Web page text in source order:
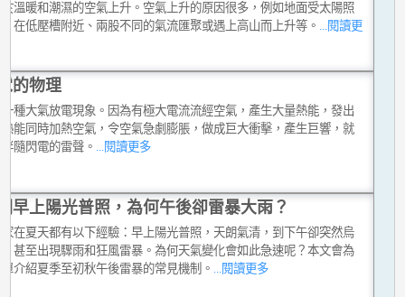
溫暖和潮濕的空氣上升。空氣上升的原因很多，例如地面受太陽照
在低壓槽附近、兩股不同的氣流匯聚或遇上高山而上升等。
...閱讀更
的物理
種大氣放電現象。因為有極大電流流經空氣，產生大量熱能，發出
能同時加熱空氣，令空氣急劇膨脹，做成巨大衝擊，產生巨響，就
隨閃電的雷聲。 ...閱讀更多
早上陽光普照，為何午後卻雷暴大雨？
在夏天都有以下經驗：早上陽光普照，天朗氣清，到下午卻突然烏
甚至出現驟雨和狂風雷暴。為何天氣變化會如此急速呢？本文會為
介紹夏季至初秋午後雷暴的常見機制。
...閱讀更多